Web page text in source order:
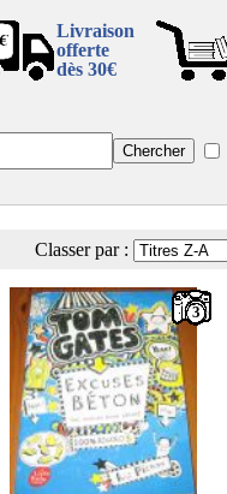
Livraison
offerte
dès 30€
Classer par :
3